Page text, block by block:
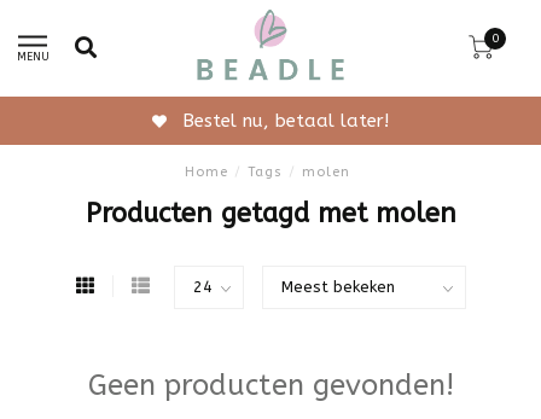
MENU
0
Bestel nu, betaal later!
Home / Tags / molen
Producten getagd met molen
Geen producten gevonden!